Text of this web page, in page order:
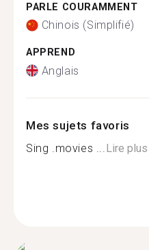
PARLE COURAMMENT
Chinois (Simplifié)
APPREND
Anglais
Mes sujets favoris
Sing .movies ... Lire plus